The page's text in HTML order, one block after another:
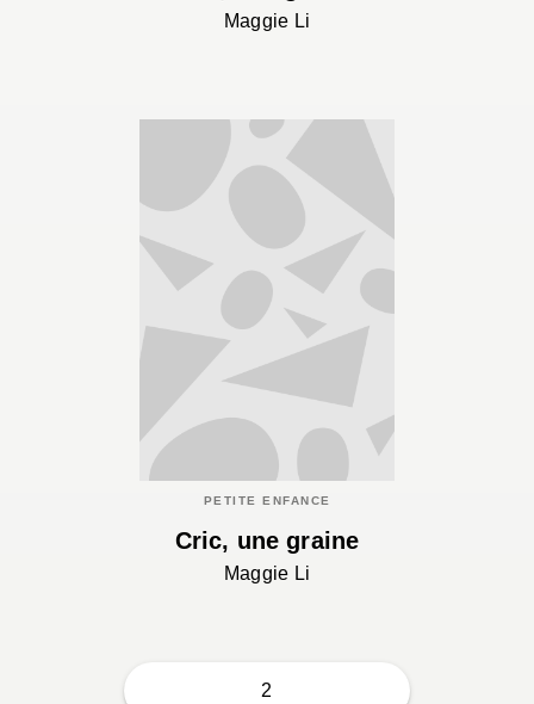
Maggie Li
PETITE ENFANCE
Cric, une graine
Maggie Li
2